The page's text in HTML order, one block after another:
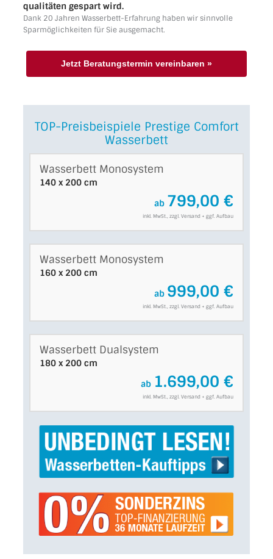
qualitäten gespart wird.
Dank 20 Jahren Wasserbett-Erfahrung haben wir sinnvolle
Sparmöglichkeiten für Sie ausgemacht.
Jetzt Beratungstermin vereinbaren »
TOP-Preisbeispiele Prestige Comfort
Wasserbett
Wasserbett Monosystem
140 x 200 cm
ab 799,00 €
inkl. MwSt., zzgl. Versand + ggf. Aufbau
Wasserbett Monosystem
160 x 200 cm
ab 999,00 €
inkl. MwSt., zzgl. Versand + ggf. Aufbau
Wasserbett Dualsystem
180 x 200 cm
ab 1.699,00 €
inkl. MwSt., zzgl. Versand + ggf. Aufbau